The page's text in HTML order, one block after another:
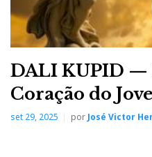
DALI KUPID —
Coração do
set 29, 2025 porJosé Victor